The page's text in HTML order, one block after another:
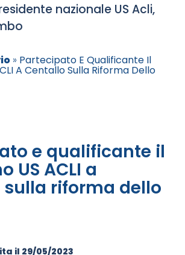
nazionale US Acli,
» Partecipato E Qualificante Il
A Centallo Sulla Riforma Dello
e qualificante il
US ACLI a
riforma dello
il 29/05/2023